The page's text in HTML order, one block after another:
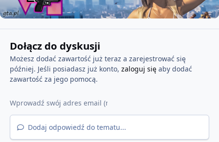
Dołącz do dyskusji
Możesz dodać zawartość już teraz a zarejestrować się
później. Jeśli posiadasz już konto, zaloguj sięaby dodać
zawartość za jego pomocą.
Dodaj odpowiedź do tematu...